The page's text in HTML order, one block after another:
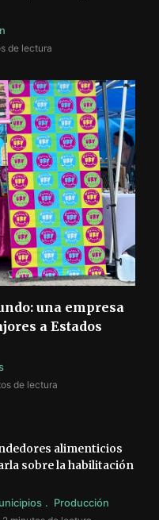
de lectura
una empresa
a Estados
de lectura
alimenticios
sobre la habilitación
Producción